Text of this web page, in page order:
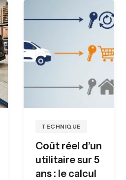
TECHNIQUE
Coût réel d’un
utilitaire sur 5
ans : le calcul